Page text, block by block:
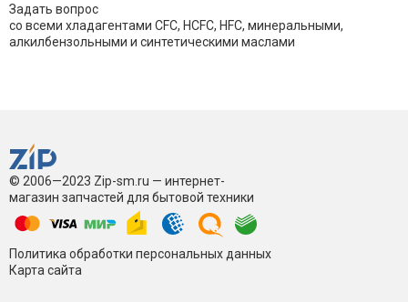
Задать вопрос
со всеми хладагентами CFC, HCFC, HFC, минеральными,
алкилбензольными и синтетическими маслами
© 2006—2023 Zip-sm.ru — интернет-
магазин запчастей для бытовой техники
Политика обработки персональных данных
Карта сайта